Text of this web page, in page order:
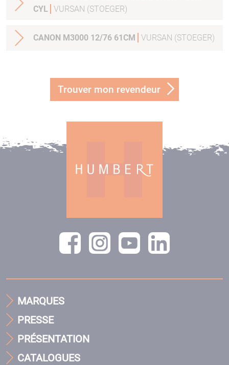
CYL
VURSAN (STOEGER)
CANON M3000 12/76 61CM VURSAN (STOEGER)
Trouver mon revendeur
MARQUES
PRESSE
PRÉSENTATION
CATALOGUES